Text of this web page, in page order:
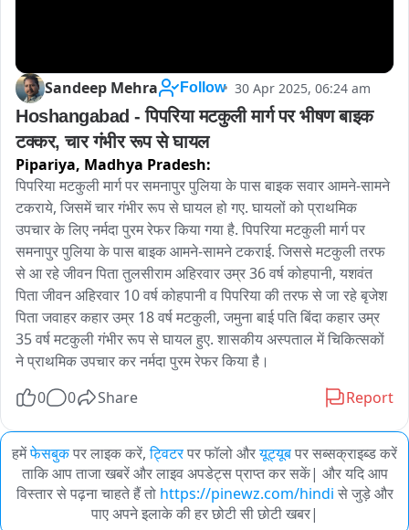
Sandeep Mehra Follow 30 Apr 2025, 06:24 am
Hoshangabad - पिपरिया मटकुली मार्ग पर भीषण बाइक
टक्कर, चार गंभीर रूप से घायल
Pipariya, Madhya Pradesh:
पिपरिया मटकुली मार्ग पर समनापुर पुलिया के पास बाइक सवार आमने-सामने
टकराये‌, जिसमें चार गंभीर रूप से घायल हो गए. घायलों को प्राथमिक
उपचार के लिए नर्मदा पुरम रेफर किया गया है. पिपरिया मटकुली मार्ग पर
समनापुर पुलिया के पास बाइक आमने-सामने टकराई. जिससे मटकुली तरफ
से आ रहे जीवन पिता तुलसीराम अहिरवार उम्र 36 वर्ष कोहपानी, यशवंत
पिता जीवन अहिरवार 10 वर्ष कोहपानी व पिपरिया की तरफ से जा रहे बृजेश
पिता जवाहर कहार उम्र 18 वर्ष मटकुली, जमुना बाई पति बिंदा कहार उम्र
35 वर्ष मटकुली गंभीर रूप से घायल हुए. शासकीय अस्पताल में चिकित्सकों
ने प्राथमिक उपचार कर नर्मदा पुरम रेफर किया है।
0
0 Share Report
हमेंफेसबुकपर लाइक करें, ट्विटरपर फॉलो औरयूट्यूबपर सब्सक्राइब्ड करें
ताकि आप ताजा खबरें और लाइव अपडेट्स प्राप्त कर सकें| और यदि आप
विस्तार से पढ़ना चाहते हैं तो https://pinewz.com/hindi से जुड़े और
पाए अपने इलाके की हर छोटी सी छोटी खबर|